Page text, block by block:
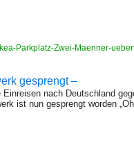
Parkplatz-Zwei-Maenner-
gesprengt –
nach Deutschland
ist nun gesprengt worden